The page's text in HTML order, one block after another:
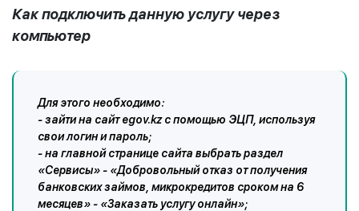
Как подключить данную услугу через
компьютер
Для этого необходимо:
- зайти на сайт egov.kz с помощью ЭЦП, используя
свои логин и пароль;
- на главной странице сайта выбрать раздел
«Сервисы» - «Добровольный отказ от получения
банковских займов, микрокредитов сроком на 6
месяцев» - «Заказать услугу онлайн»;